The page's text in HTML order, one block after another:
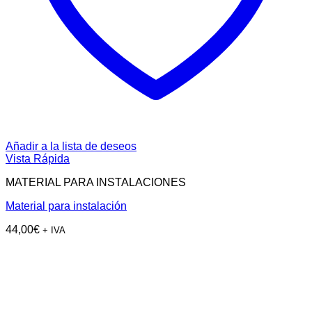
Añadir a la lista de deseos
Vista Rápida
MATERIAL PARA INSTALACIONES
Material para instalación
44,00€ + IVA